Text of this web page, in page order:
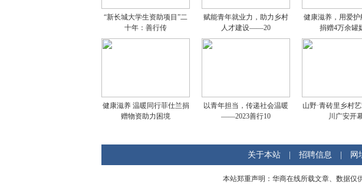
“新长城大学生资助项目”二
十年：善行传
赋能青年就业力，助力乡村
人才建设——20
健康滋养，用爱护
捐赠4万余罐
健康滋养 温暖同行菲仕兰捐
赠物资助力困境
以青年担当，传递社会温暖
——2023善行10
山野·青砖里乡村
川广安开
关于本站 招聘信息 网
本站郑重声明：华商在线所载文章、数据仅